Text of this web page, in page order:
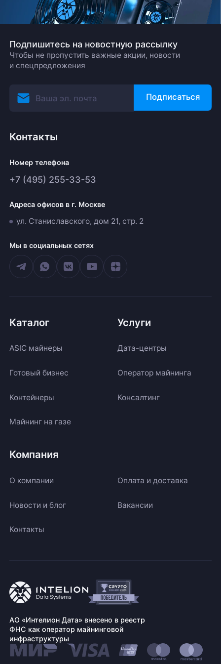
Подпишитесь на новостную рассылку
Чтобы не пропустить важные акции, новости
и спецпредложения
Подписаться
Контакты
Номер телефона
+7 (495) 255-33-53
Адреса офисов в г. Москве
ул. Станиславского, дом 21, стр. 2
Мы в социальных сетях
Каталог
ASIC майнеры
Готовый бизнес
Контейнеры
Майнинг на газе
Услуги
Дата-центры
Оператор майнинга
Консалтинг
Компания
О компании Оплата и доставка
Новости и блог Вакансии
Контакты
АО «Интелион Дата» внесено в реестр
ФНС как оператор майнинговой
инфраструктуры